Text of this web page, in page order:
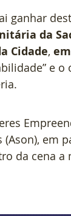
ganhar
da
Cidade,
e
em
da cena